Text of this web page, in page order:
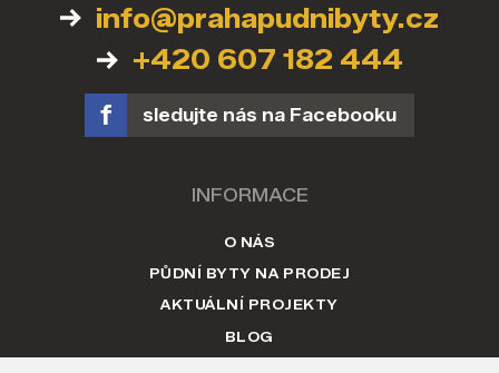
info@prahapudnibyty.cz
+420 607 182 444
sledujte nás na Facebooku
INFORMACE
O NÁS
PŮDNÍ BYTY NA PRODEJ
AKTUÁLNÍ PROJEKTY
BLOG